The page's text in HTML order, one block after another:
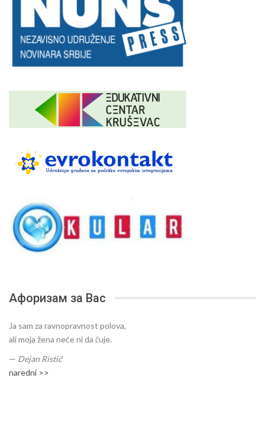
Афоризам за Вас
Ja sam za ravnopravnost polova,
ali moja žena neće ni da čuje.
— Dejan Ristić
naredni >>